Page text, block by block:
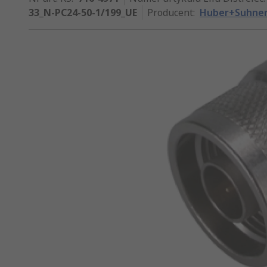
33_N-PC24-50-1/199_UE
Producent: